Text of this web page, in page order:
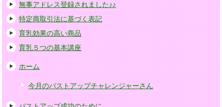
無事アドレス登録されました♪♪
特定商取引法に基づく表記
育乳効果の高い商品
育乳５つの基本講座
ホーム
今月のバストアップチャレンジャーさん